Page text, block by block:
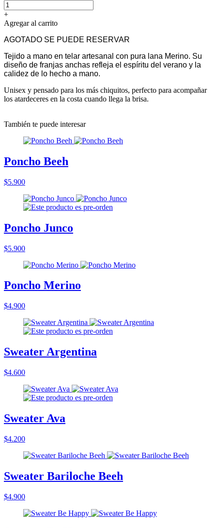
+
Agregar al carrito
AGOTADO SE PUEDE RESERVAR
Tejido a mano en telar artesanal con pura lana Merino. Su
diseño de franjas anchas refleja el espíritu del verano y la
calidez de lo hecho a mano.
Unisex y pensado para los más chiquitos, perfecto para acompañar
los atardeceres en la costa cuando llega la brisa.
También te puede interesar
Poncho Beeh
$5.900
Poncho Junco
$5.900
Poncho Merino
$4.900
Sweater Argentina
$4.600
Sweater Ava
$4.200
Sweater Bariloche Beeh
$4.900